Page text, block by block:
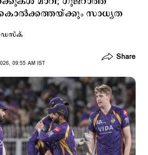
സാധ്യത
ഡസ്ക്
09:55 AM IST
Share